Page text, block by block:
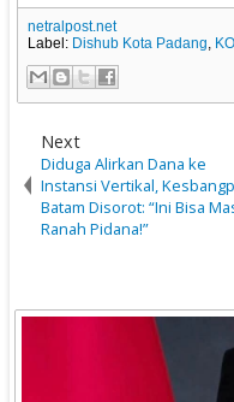
netralpost.net
Label: Dishub Kota Padang,
Next
Diduga Alirkan Dana ke
Instansi Vertikal,
Batam Disorot: “Ini Bisa
Ranah Pidana!”